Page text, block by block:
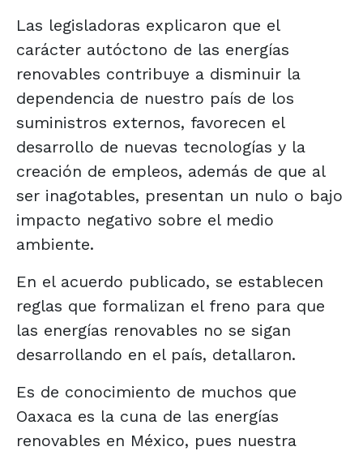
Las legisladoras explicaron que el
carácter autóctono de las energías
renovables contribuye a disminuir la
dependencia de nuestro país de los
suministros externos, favorecen el
desarrollo de nuevas tecnologías y la
creación de empleos, además de que al
ser inagotables, presentan un nulo o bajo
impacto negativo sobre el medio
ambiente.
En el acuerdo publicado, se establecen
reglas que formalizan el freno para que
las energías renovables no se sigan
desarrollando en el país, detallaron.
Es de conocimiento de muchos que
Oaxaca es la cuna de las energías
renovables en México, pues nuestra